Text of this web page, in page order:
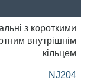
з короткими
внутрішнім
кільцем
NJ204